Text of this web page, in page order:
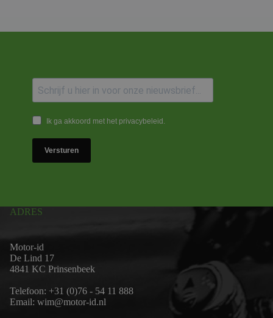
Ik ga akkoord met het privacybeleid.
Versturen
ADRES
Motor-id
De Lind 17
4841 KC Prinsenbeek
Telefoon: +31 (0)76 - 54 11 888
Email: wim@motor-id.nl